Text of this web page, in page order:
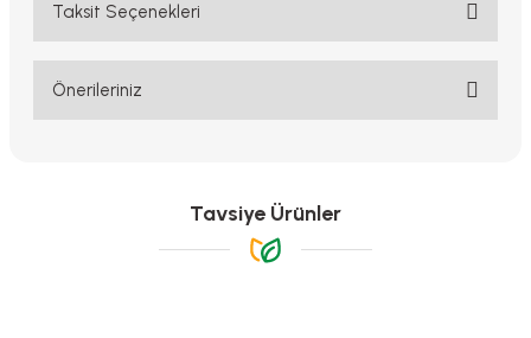
Sipariş den memnunum
Güzel paketleri elinde uğlaştı, fideleri güzel boyu
Taksit Seçenekleri
Önerileriniz
Görüş ve önerileriniz için teşekkür ederiz.
Ürün resmi kalitesiz, bozuk veya görüntülenemiyor.
Tavsiye Ürünler